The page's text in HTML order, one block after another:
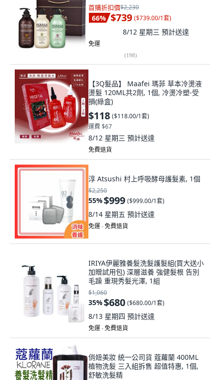
首購折扣價$2,230
66% $739 ($739.00/1套)
8/12 星期三 預計送達
免運
(198)
【3Q髮品】 Maafei 瑪菲 草本冷燙液
燙髮 120ML共2劑, 1個, 冷燙冷塑-受
損(綠盒)
$118 ($118.00/1套)
運費 $67
8/12 星期三 預計送達
免費退貨
淳 Atsushi 村上呼吸酵母護髮素, 1個
$2,250
55%$999 ($999.00/1套)
8/14 星期五 預計送達
免運 ∙ 免費退貨
IRIYA伊麗雅養髮洗髮護髮組(買大送小
加贈試用包) 深層滋養 強健髮根 告別
毛躁 重現秀髮光澤, 1組
$1,060
35%$680 ($680.00/1套)
8/13 星期四 預計送達
免運 ∙ 免費退貨
俏妞美妝 統一公司貨 蔻蘿蘭 400ML
植物洗髮 三入組拆售 超值特惠, 1個,
舒敏洗髮精